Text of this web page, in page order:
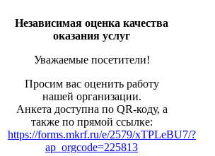
Независимая оценка качества
оказания услуг
Уважаемые посетители!
Просим вас оценить работу
нашей организации.
Анкета доступна по QR-коду, а
также по прямой ссылке:
https://forms.mkrf.ru/e/2579/xTPLeBU7/?
ap_orgcode=225813